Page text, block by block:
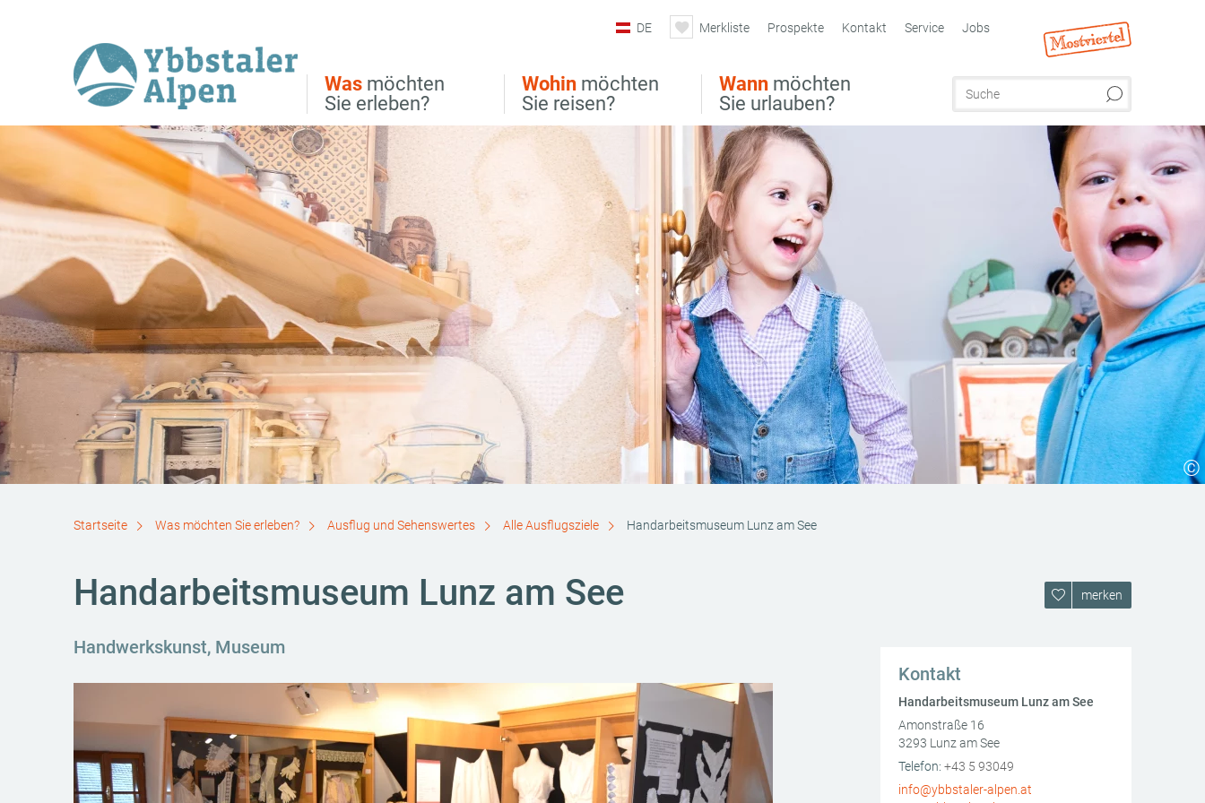
Was möchten
Sie erleben?
Wohin möchten
Sie reisen?
Wann möchten
Sie urlauben?
DE Merkliste Prospekte Kontakt Service Jobs
©
Startseite Was möchten Sie erleben? Ausflug und Sehenswertes Alle Ausflugsziele Handarbeitsmuseum Lunz am See
Handarbeitsmuseum Lunz am See
Handwerkskunst, Museum
merken
Kontakt
Handarbeitsmuseum Lunz am See
Amonstraße 16
3293 Lunz am See
AT
Telefon: +43 5 93049
info@ybbstaler-alpen.at